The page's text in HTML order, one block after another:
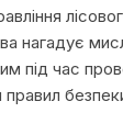
нагадує
під час